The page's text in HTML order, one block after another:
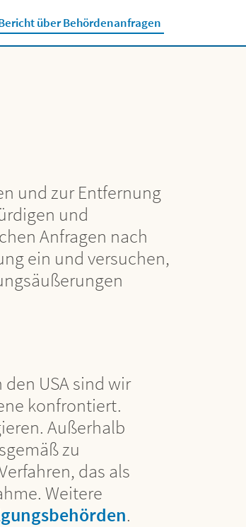
Close jump
über Behördenanfragen
und zur Entfernung
und
Anfragen nach
ein und versuchen,
USA sind wir
konfrontiert.
Außerhalb
zu
das als
Weitere
.